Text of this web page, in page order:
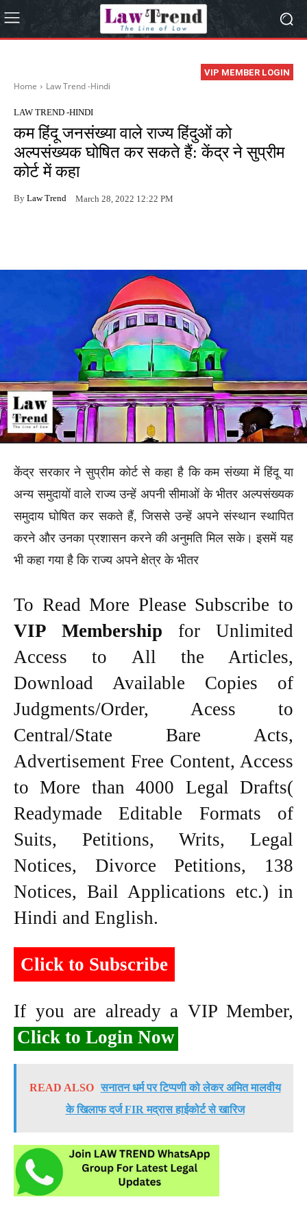
VIP MEMBER LOGIN
Home Law Trend -Hindi
LAW TREND -HINDI
कम हिंदू जनसंख्या वाले राज्य हिंदुओं को
अल्पसंख्यक घोषित कर सकते हैं: केंद्र ने सुप्रीम
कोर्ट में कहा
By Law Trend March 28, 2022 12:22 PM
केंद्र सरकार ने सुप्रीम कोर्ट से कहा है कि कम संख्या में हिंदू या
अन्य समुदायों वाले राज्य उन्हें अपनी सीमाओं के भीतर अल्पसंख्यक
समुदाय घोषित कर सकते हैं, जिससे उन्हें अपने संस्थान स्थापित
करने और उनका प्रशासन करने की अनुमति मिल सके। इसमें यह
भी कहा गया है कि राज्य अपने क्षेत्र के भीतर
To Read More Please Subscribe to
VIP Membership for Unlimited
Access to All the Articles,
Download Available Copies of
Judgments/Order, Acess to
Central/State Bare Acts,
Advertisement Free Content, Access
to More than 4000 Legal Drafts(
Readymade Editable Formats of
Suits, Petitions, Writs, Legal
Notices, Divorce Petitions, 138
Notices, Bail Applications etc.) in
Hindi and English.
Click to Subscribe
If you are already a VIP Member,
Click to Login Now
READ ALSO सनातन धर्म पर टिप्पणी को लेकर अमित मालवीय
के खिलाफ दर्ज FIR मद्रास हाईकोर्ट से खारिज